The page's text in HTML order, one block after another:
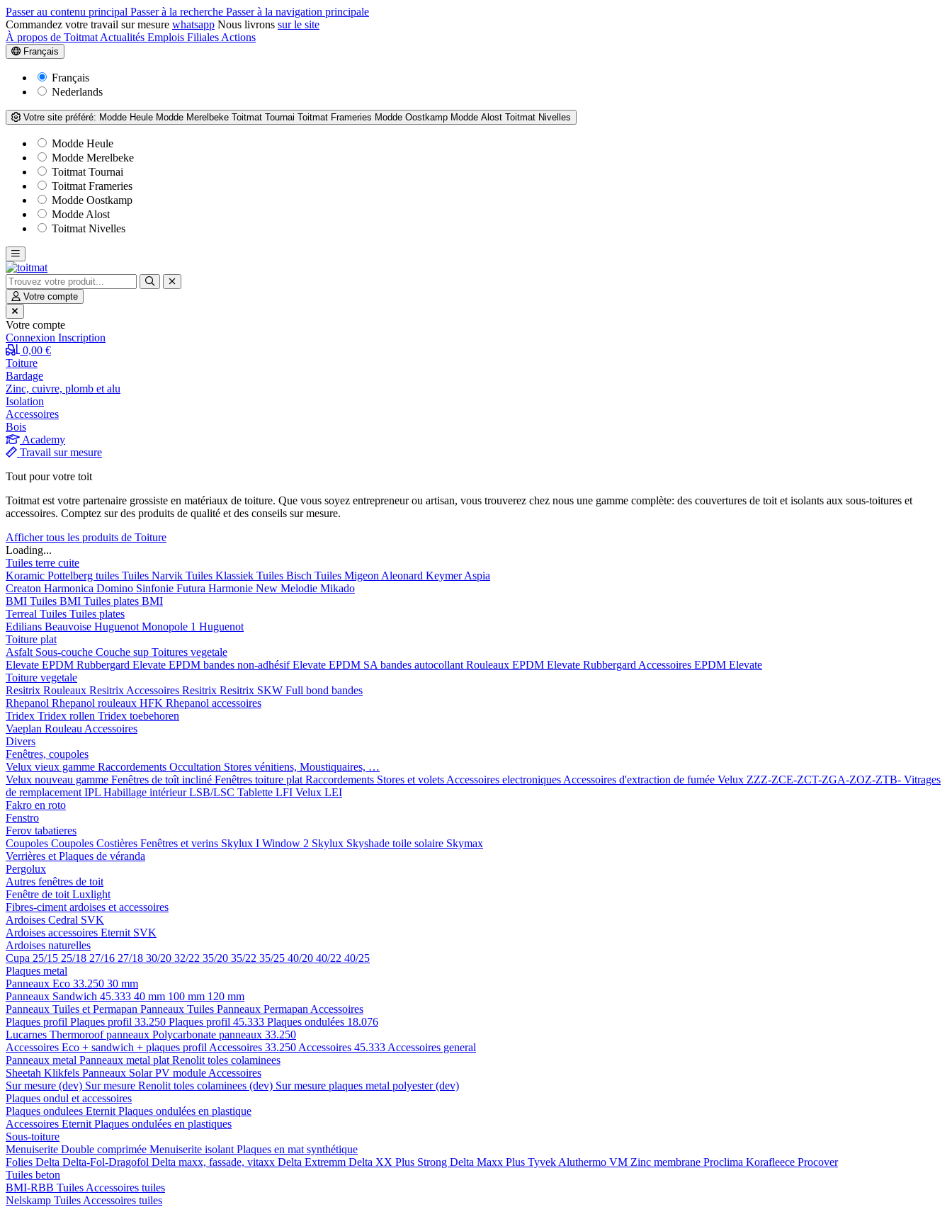
Passer au contenu principal Passer à la recherche Passer à la navigation principale
Commandez votre travail sur mesure whatsapp Nous livrons sur le site
À propos de Toitmat Actualités Emplois Filiales Actions
Français
Français
Nederlands
Votre site préféré: Modde Heule Modde Merelbeke Toitmat Tournai Toitmat Frameries Modde Oostkamp Modde Alost Toitmat Nivelles
Modde Heule
Modde Merelbeke
Toitmat Tournai
Toitmat Frameries
Modde Oostkamp
Modde Alost
Toitmat Nivelles
Votre compte
Votre compte
Connexion Inscription
0,00 €
Toiture
Bardage
Zinc, cuivre, plomb et alu
Isolation
Accessoires
Bois
Academy
Travail sur mesure
Tout pour votre toit
Toitmat est votre partenaire grossiste en matériaux de toiture. Que vous soyez entrepreneur ou artisan, vous trouverez chez nous une gamme complète: des couvertures de toit et isolants aux sous-toitures et
accessoires. Comptez sur des produits de qualité et des conseils sur mesure.
Afficher tous les produits de Toiture
Loading...
Tuiles terre cuite
Koramic Pottelberg tuiles Tuiles Narvik Tuiles Klassiek Tuiles Bisch Tuiles Migeon Aleonard KeymerAspia
Creaton Harmonica Domino Sinfonie Futura Harmonie New Melodie Mikado
BMI Tuiles BMI Tuiles plates BMI
Terreal Tuiles Tuiles plates
Edilians Beauvoise Huguenot Monopole 1 Huguenot
Toiture plat
Asfalt Sous-couche Couche sup Toitures vegetale
Elevate EPDM Rubbergard Elevate EPDM bandes non-adhésifElevate EPDM SA bandes autocollant Rouleaux EPDM Elevate Rubbergard Accessoires EPDM Elevate
Toiture vegetale
Resitrix Rouleaux Resitrix Accessoires Resitrix Resitrix SKW Full bond bandes
Rhepanol Rhepanol rouleaux HFK Rhepanol accessoires
Tridex Tridex rollen Tridex toebehoren
Vaeplan Rouleau Accessoires
Divers
Fenêtres, coupoles
Velux vieux gamme Raccordements Occultation Stores vénitiens, Moustiquaires, …
Velux nouveau gamme Fenêtres de toît incliné Fenêtres toiture plat Raccordements Stores et volets Accessoires electroniques Accessoires d'extraction de fumée Velux ZZZ-ZCE-ZCT-ZGA-ZOZ-ZTB- Vitrages
de remplacement IPL Habillage intérieur LSB/LSC Tablette LFI Velux LEI
Fakro en roto
Fenstro
Ferov tabatieres
Coupoles Coupoles Costières Fenêtres et verins Skylux I Window 2 Skylux Skyshade toile solaire Skymax
Verrières et Plaques de véranda
Pergolux
Autres fenêtres de toit
Fenêtre de toit Luxlight
Fibres-ciment ardoises et accessoires
Ardoises Cedral SVK
Ardoises accessoires Eternit SVK
Ardoises naturelles
Cupa 25/15 25/18 27/16 27/18 30/20 32/22 35/20 35/22 35/25 40/20 40/22 40/25
Plaques metal
Panneaux Eco 33.250 30 mm
Panneaux Sandwich 45.333 40 mm 100 mm 120 mm
Panneaux Tuiles et Permapan Panneaux Tuiles Panneaux Permapan Accessoires
Plaques profil Plaques profil 33.250 Plaques profil 45.333 Plaques ondulées 18.076
Lucarnes Thermoroof panneaux Polycarbonate panneaux 33.250
Accessoires Eco + sandwich + plaques profil Accessoires 33.250 Accessoires 45.333 Accessoires general
Panneaux metal Panneaux metal plat Renolit toles colaminees
Sheetah Klikfels Panneaux Solar PV module Accessoires
Sur mesure (dev) Sur mesure Renolit toles colaminees (dev) Sur mesure plaques metal polyester (dev)
Plaques ondul et accessoires
Plaques ondulees Eternit Plaques ondulées en plastique
Accessoires Eternit Plaques ondulées en plastiques
Sous-toiture
Menuiserite Double comprimée Menuiserite isolant Plaques en mat synthétique
Folies Delta Delta-Fol-Dragofol Delta maxx, fassade, vitaxx Delta Extremm Delta XX Plus Strong Delta Maxx Plus Tyvek Aluthermo VM Zinc membrane Proclima Korafleece Procover
Tuiles beton
BMI-RBB Tuiles Accessoires tuiles
Nelskamp Tuiles Accessoires tuiles